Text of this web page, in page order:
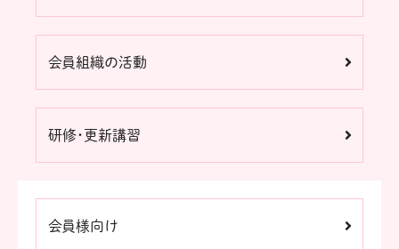
会員組織の活動
研修・更新講習
会員様向け